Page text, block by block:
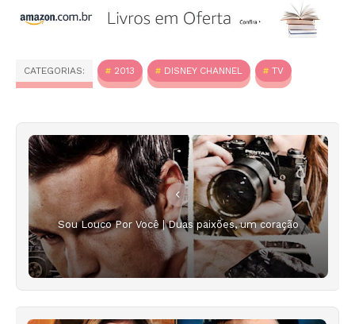
CATEGORIAS: 2013 DISNEY CHANNEL TV
Sou Louco Por Você | Duas paixões, um coração